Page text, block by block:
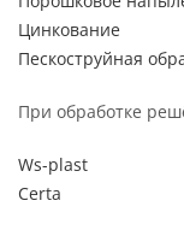
Цинкование
Пескоструйная
При обработке
Ws-plast
Certa